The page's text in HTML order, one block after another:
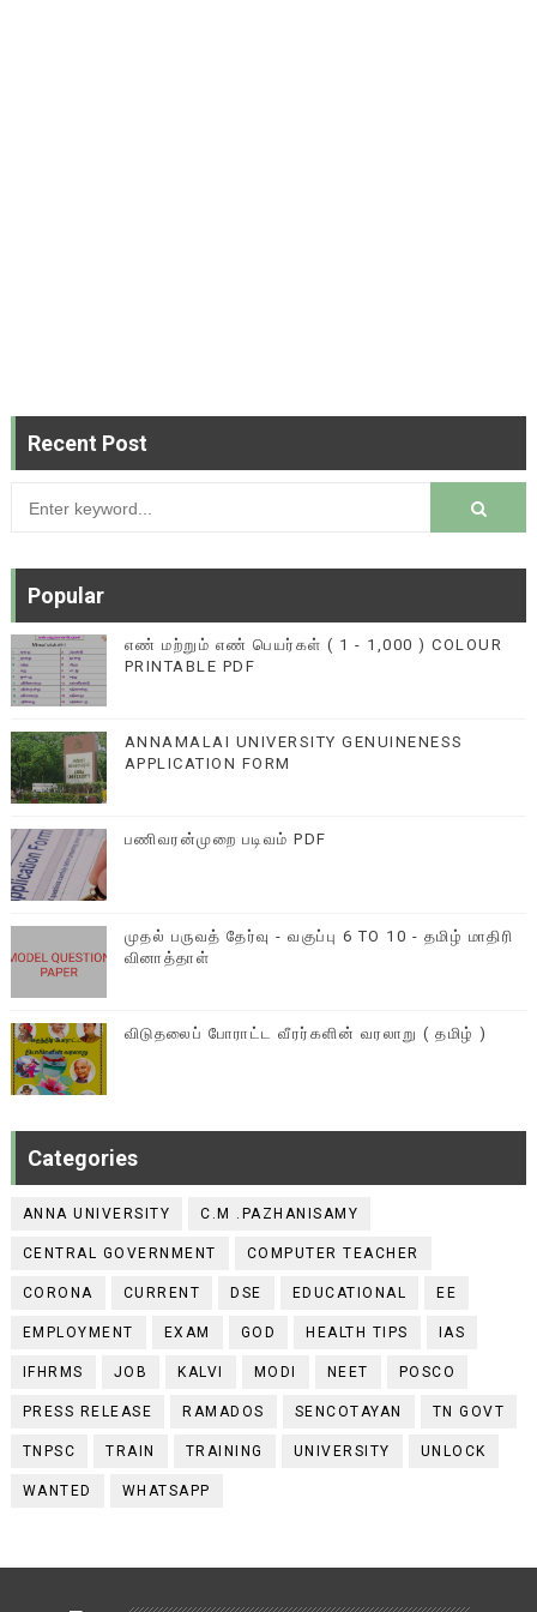
Recent Post
Popular
எண் மற்றும் எண் பெயர்கள் ( 1 - 1,000 ) COLOUR
PRINTABLE PDF
ANNAMALAI UNIVERSITY GENUINENESS
APPLICATION FORM
பணிவரன்முறை படிவம் PDF
முதல் பருவத் தேர்வு - வகுப்பு 6 TO 10 - தமிழ் மாதிரி
வினாத்தாள்
விடுதலைப் போராட்ட வீரர்களின் வரலாறு ( தமிழ் )
Categories
ANNA UNIVERSITY C.M .PAZHANISAMY
CENTRAL GOVERNMENT COMPUTER TEACHER
CORONA CURRENT DSE EDUCATIONAL EE
EMPLOYMENT EXAM GOD HEALTH TIPS IAS
IFHRMS JOB KALVI MODI NEET POSCO
PRESS RELEASE RAMADOS SENCOTAYAN TN GOVT
TNPSC TRAIN TRAINING UNIVERSITY UNLOCK
WANTED WHATSAPP